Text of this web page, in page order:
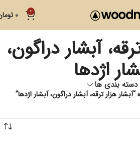
0
0
آبشار دراگون،
اژدهادسته بندی ها
هزار ترقه، آبشار دراگون، آبشار اژدها”